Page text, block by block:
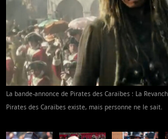
La bande-annonce de Pirates des Caraïbes : La
Pirates des Caraïbes existe, mais personne ne le sait.